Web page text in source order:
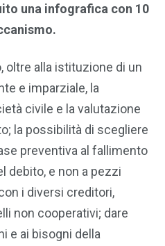
una infografica con 10
oltre alla istituzione di un
e imparziale, la
civile e la valutazione
la possibilità di scegliere
preventiva al fallimento
debito, e non a pezzi
i diversi creditori,
non cooperativi; dare
e ai bisogni della